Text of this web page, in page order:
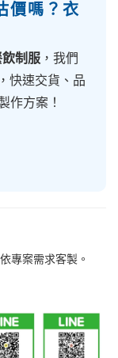
價嗎？衣
制服 ，我們
快速交貨、品
作方案！
專案需求客製。